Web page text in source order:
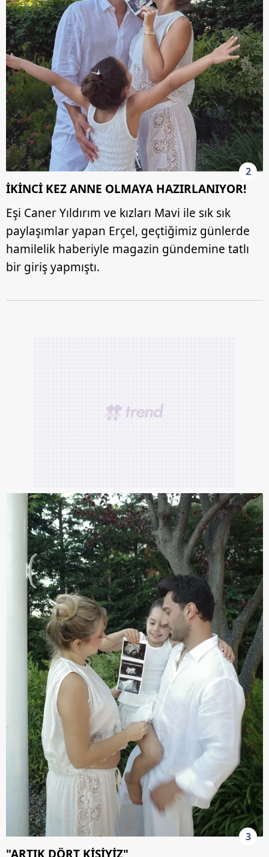
2
İKİNCİ KEZ ANNE OLMAYA HAZIRLANIYOR!
Eşi Caner Yıldırım ve kızları Mavi ile sık sık
paylaşımlar yapan Erçel, geçtiğimiz günlerde
hamilelik haberiyle magazin gündemine tatlı
bir giriş yapmıştı.
3